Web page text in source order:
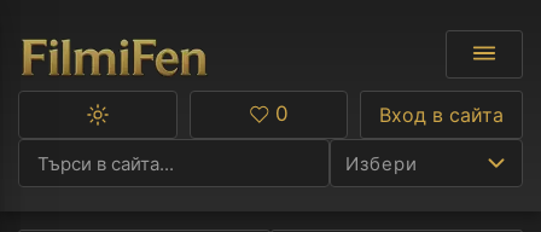
Избери
Превключване
тъмна
Любими
0 Вход в сайта